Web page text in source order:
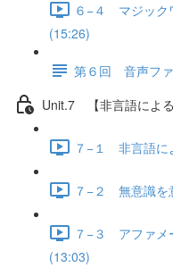
６−４ マジック
(15:26)
第６回 音声フ
Unit.7 【非言語による
７−１ 非言語に
７−２ 無意識を
７−３ アファメ
(13:03)